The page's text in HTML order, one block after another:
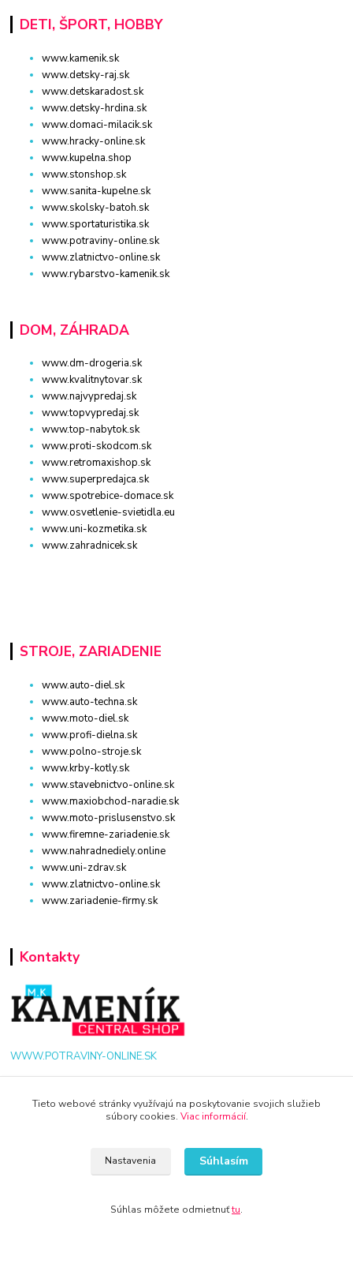
DETI, ŠPORT, HOBBY
www.kamenik.sk
www.detsky-raj.sk
www.detskaradost.sk
www.detsky-hrdina.sk
www.domaci-milacik.sk
www.hracky-online.sk
www.kupelna.shop
www.stonshop.sk
www.sanita-kupelne.sk
www.skolsky-batoh.sk
www.sportaturistika.sk
www.potraviny-online.sk
www.zlatnictvo-online.sk
www.rybarstvo-kamenik.sk
DOM, ZÁHRADA
www.dm-drogeria.sk
www.kvalitnytovar.sk
www.najvypredaj.sk
www.topvypredaj.sk
www.top-nabytok.sk
www.proti-skodcom.sk
www.retromaxishop.sk
www.superpredajca.sk
www.spotrebice-domace.sk
www.osvetlenie-svietidla.eu
www.uni-kozmetika.sk
www.zahradnicek.sk
STROJE, ZARIADENIE
www.auto-diel.sk
www.auto-techna.sk
www.moto-diel.sk
www.profi-dielna.sk
www.polno-stroje.sk
www.krby-kotly.sk
www.stavebnictvo-online.sk
www.maxiobchod-naradie.sk
www.moto-prislusenstvo.sk
www.firemne-zariadenie.sk
www.nahradnediely.online
www.uni-zdrav.sk
www.zlatnictvo-online.sk
www.zariadenie-firmy.sk
Kontakty
WWW.POTRAVINY-ONLINE.SK
+421 940 949 000
Tieto webové stránky využívajú na poskytovanie svojich služieb
súbory cookies. Viac informácií.
Nastavenia Súhlasím
Súhlas môžete odmietnuťtu.